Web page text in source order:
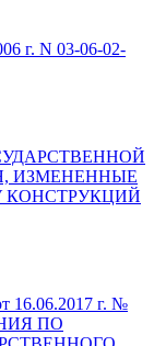
г. N 03-06-02-
ИЗМЕНЕННЫЕ
КОНСТРУКЦИЙ
16.06.2017 г. №
ПО